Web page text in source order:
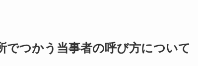
でつかう当事者の呼び方について